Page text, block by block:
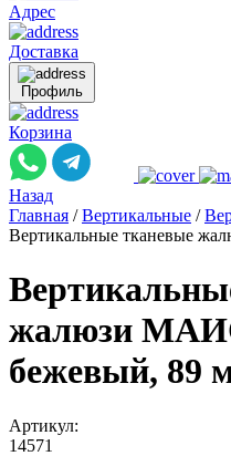
Адрес
Доставка
Профиль
Корзина
Назад
Главная / Вертикальные /
Вертикальные тканевые
жалюзи
бежевый, 89
Артикул:
14571